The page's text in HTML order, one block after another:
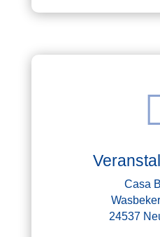
Casa
24537